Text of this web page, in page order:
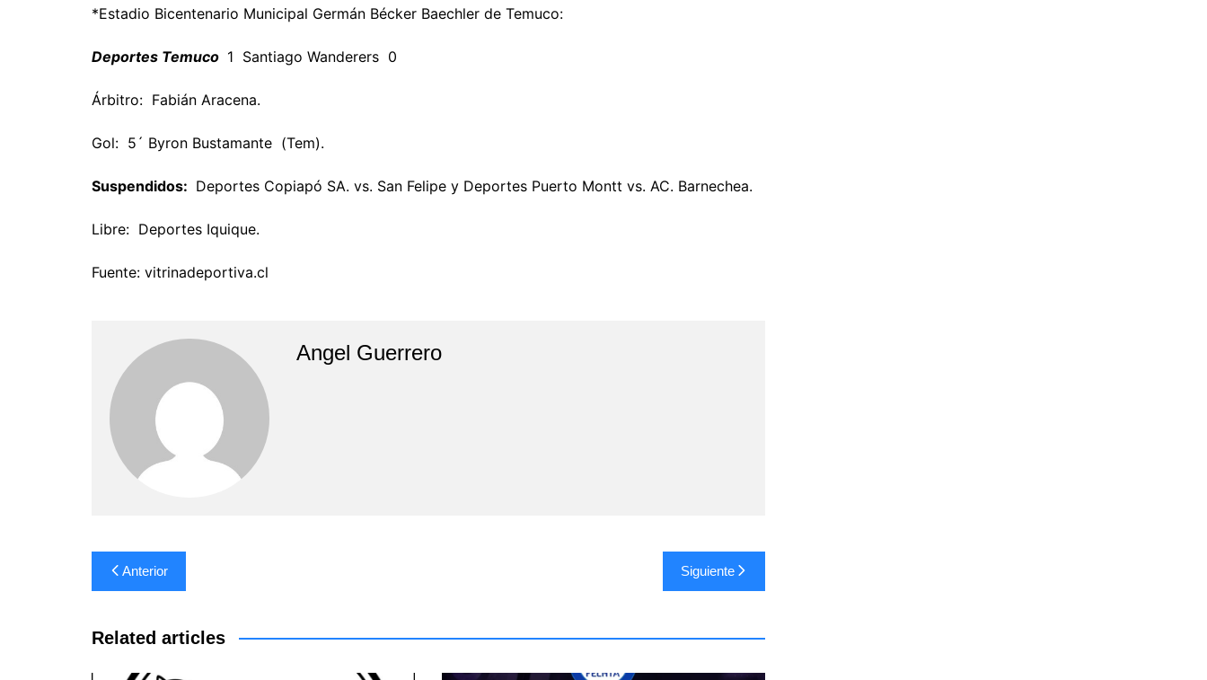
*Estadio Bicentenario Municipal Germán Bécker Baechler de Temuco:
Deportes Temuco 1 Santiago Wanderers 0
Árbitro: Fabián Aracena.
Gol: 5´ Byron Bustamante (Tem).
Suspendidos: Deportes Copiapó SA. vs. San Felipe y Deportes Puerto Montt vs. AC. Barnechea.
Libre: Deportes Iquique.
Fuente: vitrinadeportiva.cl
Angel Guerrero
Navegación
de
entradas
Anterior Siguiente
Related articles